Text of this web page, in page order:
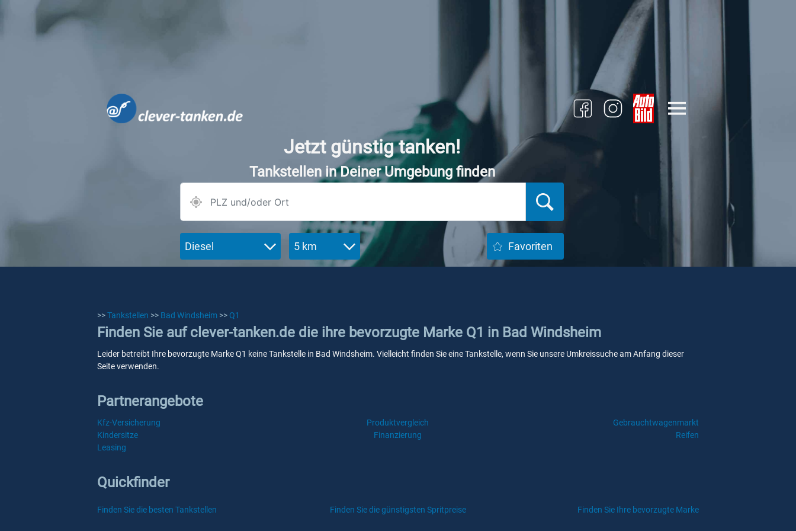
Jetzt günstig tanken!
Tankstellen in Deiner Umgebung finden
Diesel 5 km Favoriten
>>Tankstellen >> Bad Windsheim >> Q1
Finden Sie auf clever-tanken.de die ihre bevorzugte Marke Q1 in Bad Windsheim
Leider betreibt Ihre bevorzugte Marke Q1 keine Tankstelle in Bad Windsheim. Vielleicht finden Sie eine Tankstelle, wenn Sie unsere Umkreissuche am Anfang dieser
Seite verwenden.
Partnerangebote
Kfz-Versicherung Produktvergleich
Gebrauchtwagenmarkt
Kindersitze
Finanzierung
Reifen
Leasing
Quickfinder
Finden Sie die besten Tankstellen Finden Sie die günstigsten Spritpreise Finden Sie Ihre bevorzugte Marke